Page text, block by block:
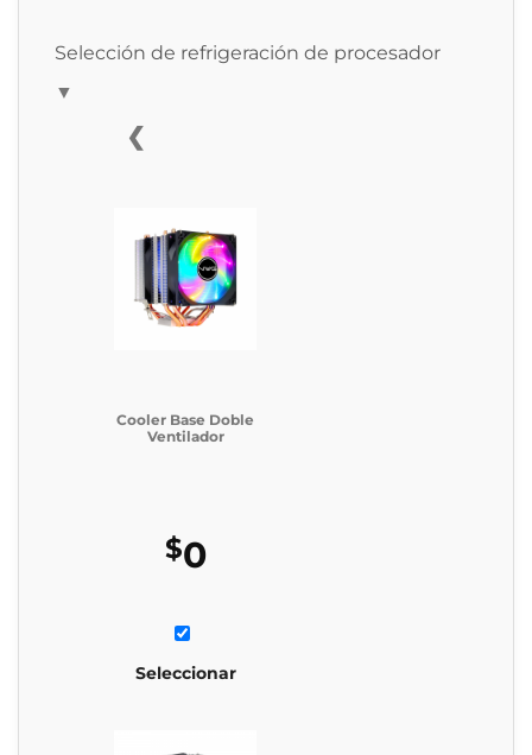
Selección de refrigeración de procesador
▼
❮
Cooler Base Doble
Ventilador
$0
Seleccionar